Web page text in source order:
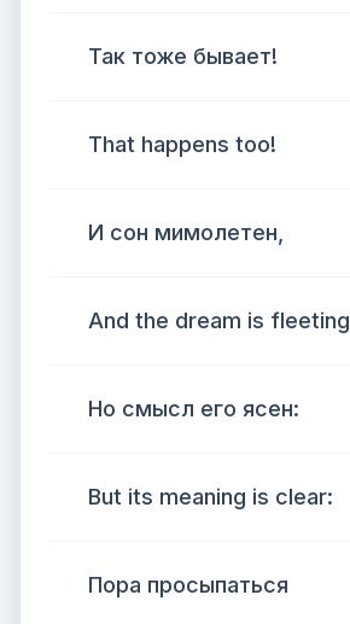
Так тоже бывает!
That happens too!
И сон мимолетен,
And the dream is fleeting
Но смысл его ясен:
But its meaning is clear:
Пора просыпаться